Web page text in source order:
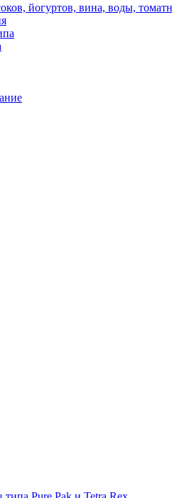
йогуртов, вина, воды,